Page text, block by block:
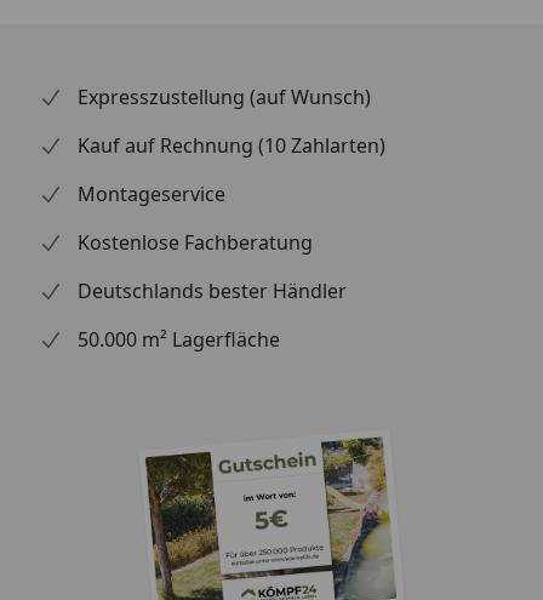
Erscheinungsbild:
Struktur:
Farbbereich:
Fugenbild:
Grundfarbe:
Abmessung:
Gesamtstärke:
8 mm
1287 x 220 mm
Expresszustellung (auf Wunsch)
Kauf auf Rechnung (10 Zahlarten)
Montageservice
Kostenlose Fachberatung
Deutschlands bester Händler
50.000 m² Lagerfläche